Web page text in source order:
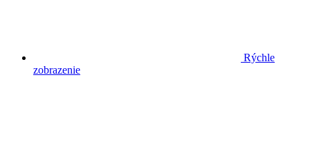
Rýchle
zobrazenie